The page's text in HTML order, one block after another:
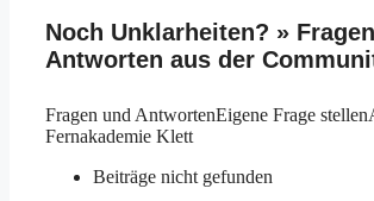
Noch Unklarheiten? »
Antworten aus der
Fragen und AntwortenEigene Frage stellen
Fernakademie Klett
Beiträge nicht gefunden